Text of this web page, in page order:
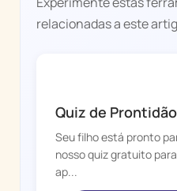
relacionadas a este
Quiz de
Seu filho está pronto
nosso quiz gratuito
ap...